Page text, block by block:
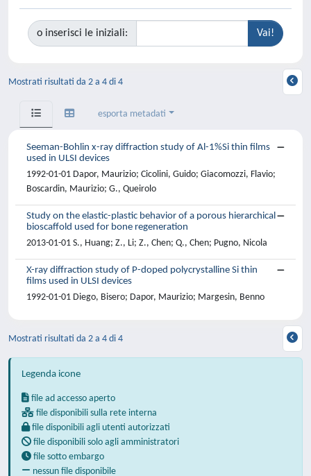
o inserisci le iniziali:
Mostrati risultati da 2 a 4 di 4
esporta metadati
Seeman-Bohlin x-ray diffraction study of Al-1%Si thin films
used in ULSI devices
1992-01-01 Dapor, Maurizio; Cicolini, Guido; Giacomozzi, Flavio;
Boscardin, Maurizio; G., Queirolo
Study on the elastic-plastic behavior of a porous hierarchical
bioscaffold used for bone regeneration
2013-01-01 S., Huang; Z., Li; Z., Chen; Q., Chen; Pugno, Nicola
X-ray diffraction study of P-doped polycrystalline Si thin
films used in ULSI devices
1992-01-01 Diego, Bisero; Dapor, Maurizio; Margesin, Benno
Mostrati risultati da 2 a 4 di 4
Legenda icone
file ad accesso aperto
file disponibili sulla rete interna
file disponibili agli utenti autorizzati
file disponibili solo agli amministratori
file sotto embargo
nessun file disponibile